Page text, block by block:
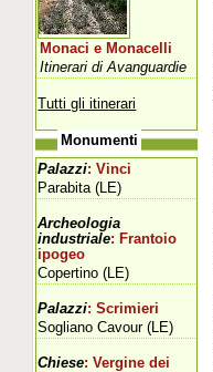
Monaci e Monacelli
Itinerari di Avanguardie
Tutti gli itinerari
Monumenti
Palazzi: Vinci
Parabita (LE)
Archeologia
industriale: Frantoio
ipogeo
Copertino (LE)
Palazzi: Scrimieri
Sogliano Cavour (LE)
Chiese: Vergine dei